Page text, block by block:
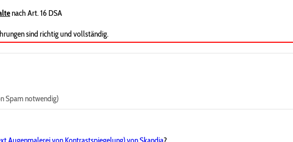
nach Art. 16 DSA
sind richtig und vollständig.
Spam notwendig)
Augenmalerei von Kontrastspiegelung) von Skandia?